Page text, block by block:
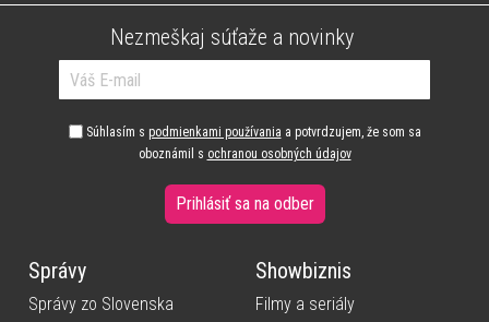
Nezmeškaj súťaže a novinky
Súhlasím s podmienkami používania a potvrdzujem, že som sa
oboznámil s ochranou osobných údajov
Prihlásiť sa na odber
Správy
Správy zo Slovenska
Showbiznis
Filmy a seriály